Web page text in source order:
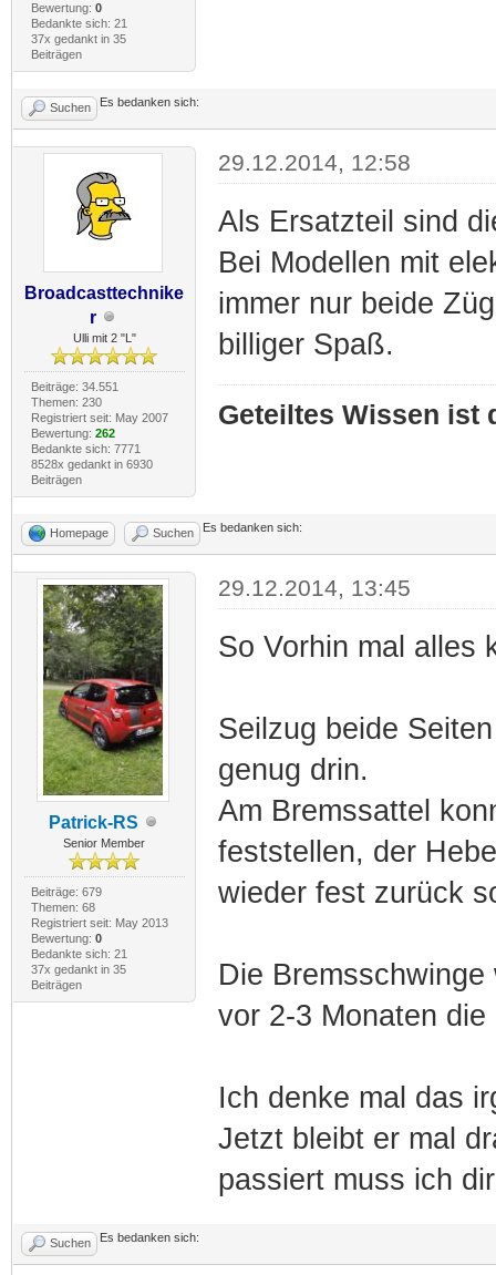
Bewertung: 0
Bedankte sich: 21
37x gedankt in 35
Beiträgen
Suchen Es bedanken sich:
Broadcasttechnike
r
Ulli mit 2 "L"
Beiträge: 34.551
Themen: 230
Registriert seit: May 2007
Bewertung: 262
Bedankte sich: 7771
8528x gedankt in 6930
Beiträgen
29.12.2014, 12:58
Als Ersatzteil sind
Bei Modellen mit
immer nur beide
billiger Spaß.
Geteiltes Wissen ist
Homepage Suchen Es bedanken sich:
Patrick-RS
Senior Member
Beiträge: 679
Themen: 68
Registriert seit: May 2013
Bewertung: 0
Bedankte sich: 21
37x gedankt in 35
Beiträgen
29.12.2014, 13:45
So Vorhin mal alles
Seilzug beide
genug drin.
Am Bremssattel
feststellen, der
wieder fest zurück
Die
vor 2-3 Monaten
Ich denke mal das
Jetzt bleibt er mal
passiert muss ich
Suchen Es bedanken sich: